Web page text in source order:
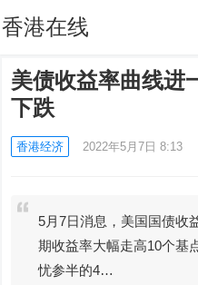
香港在线
美债收益率曲线进
下跌
香港经济 2022年5月7日 8:13
5月7日消息，美国国债收
期收益率大幅走高10个基
忧参半的4…